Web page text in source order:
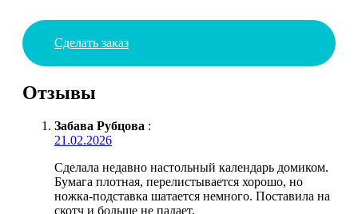
Сделать заказ
Отзывы
Забава Рубцова :
21.02.2026
Сделала недавно настольный календарь домиком.
Бумага плотная, перелистывается хорошо, но
ножка-подставка шатается немного. Поставила на
скотч и больше не падает.